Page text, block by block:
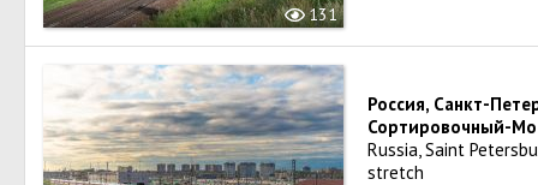
131
Россия, Санкт-
Сортировочный-
Russia, Saint
stretch